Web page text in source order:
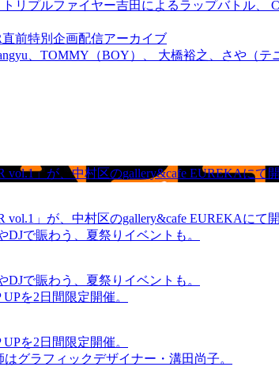
プルファイヤー吉田によるラップバトル、
直前特別企画配信アーカイブ
、TOMMY（BOY）、 大橋裕之、さや（テ
」が、中村区のgallery&cafe EUREKAにて開
」が、中村区のgallery&cafe EUREKAにて開
で賑わう、夏祭りイベントも。
で賑わう、夏祭りイベントも。
を2日間限定開催。
を2日間限定開催。
グラフィックデザイナー・溝田尚子。